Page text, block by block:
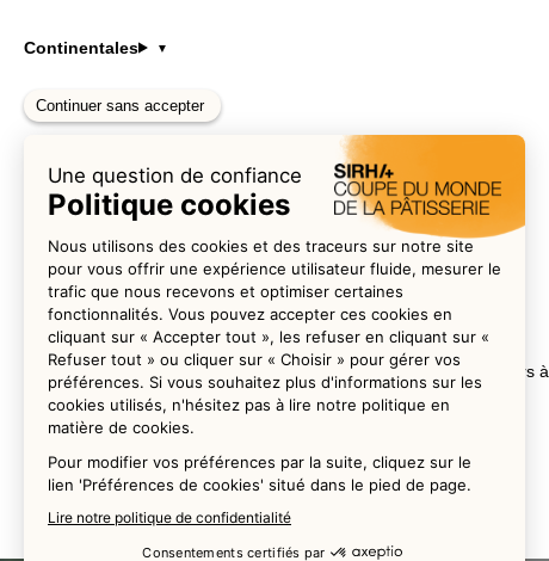
Restez informés
En vous inscrivant aujourd’hui, vous serez parmi les premiers à
Remplissez le formulaire pour vous inscrire.
Continentales